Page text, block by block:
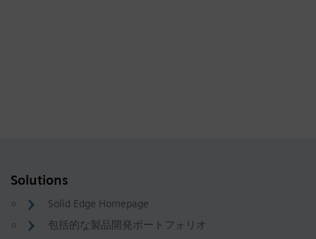
Solutions
Solid Edge Homepage
包括的な製品開発ポートフォリオ